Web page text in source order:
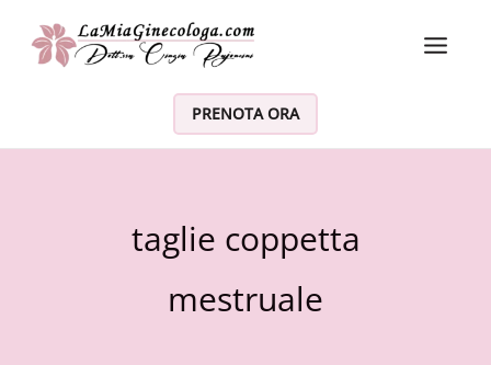
Vai al contenuto
PRENOTA ORA
taglie coppetta
mestruale